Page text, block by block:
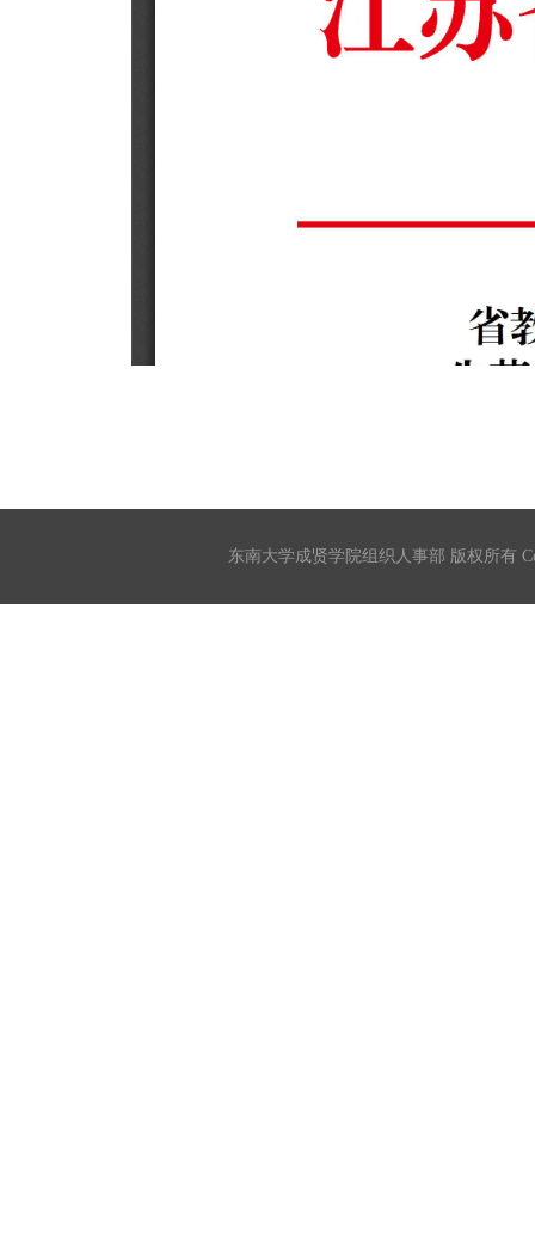
东南大学成贤学院组织人事部 版权所有